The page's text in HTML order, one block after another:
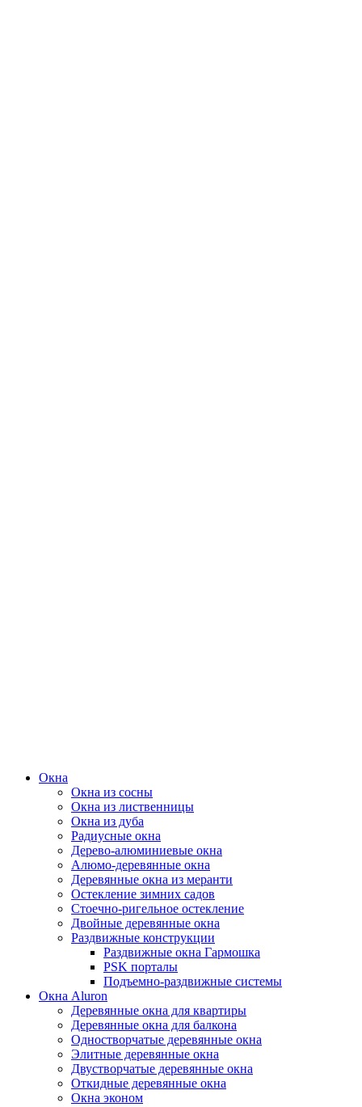
Окна
Окна из сосны
Окна из лиственницы
Окна из дуба
Радиусные окна
Дерево-алюминиевые окна
Алюмо-деревянные окна
Деревянные окна из меранти
Остекление зимних садов
Стоечно-ригельное остекление
Двойные деревянные окна
Раздвижные конструкции
Раздвижные окна Гармошка
PSK порталы
Подъемно-раздвижные системы
Окна Aluron
Деревянные окна для квартиры
Деревянные окна для балкона
Одностворчатые деревянные окна
Элитные деревянные окна
Двустворчатые деревянные окна
Откидные деревянные окна
Окна эконом